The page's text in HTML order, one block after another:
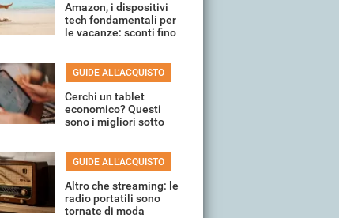
Amazon, i dispositivi
tech fondamentali per
le vacanze: sconti fino
GUIDE ALL’ACQUISTO
Cerchi un tablet
economico? Questi
sono i migliori sotto
GUIDE ALL’ACQUISTO
Altro che streaming: le
radio portatili sono
tornate di moda